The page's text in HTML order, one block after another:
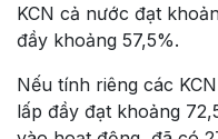
KCN cả nước đạt
đầy khoảng 57,5%.
Nếu tính riêng các
lấp đầy đạt khoảng